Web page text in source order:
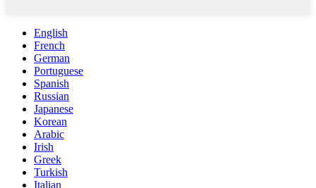
English
French
German
Portuguese
Spanish
Russian
Japanese
Korean
Arabic
Irish
Greek
Turkish
Italian